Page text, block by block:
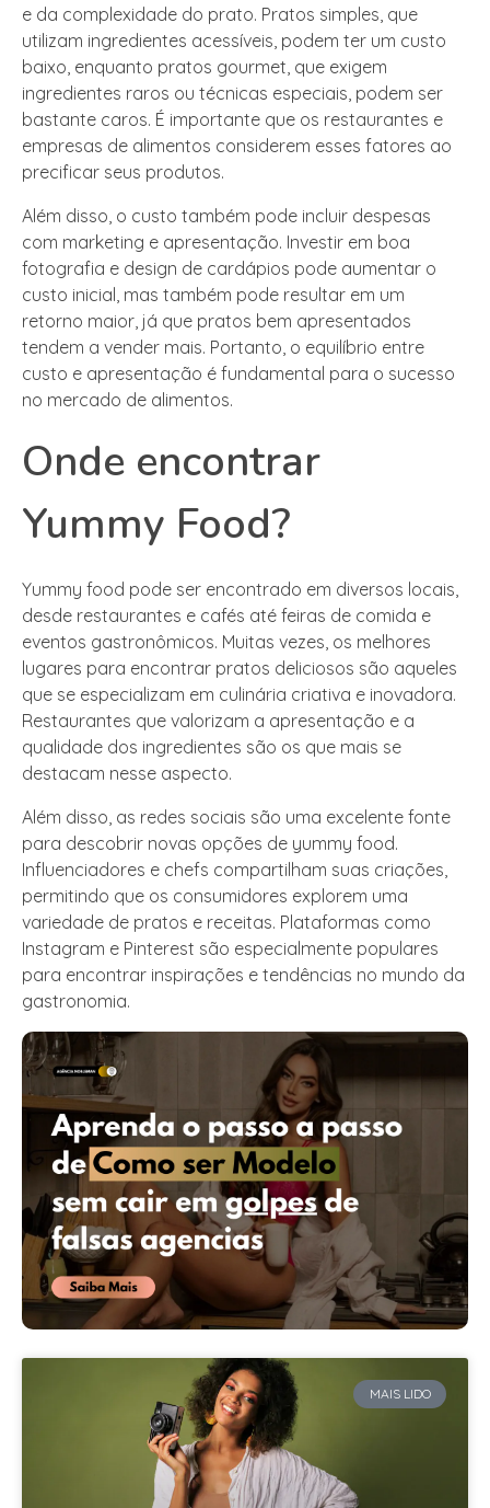
e da complexidade do prato. Pratos simples, que
utilizam ingredientes acessíveis, podem ter um custo
baixo, enquanto pratos gourmet, que exigem
ingredientes raros ou técnicas especiais, podem ser
bastante caros. É importante que os restaurantes e
empresas de alimentos considerem esses fatores ao
precificar seus produtos.
Além disso, o custo também pode incluir despesas
com marketing e apresentação. Investir em boa
fotografia e design de cardápios pode aumentar o
custo inicial, mas também pode resultar em um
retorno maior, já que pratos bem apresentados
tendem a vender mais. Portanto, o equilíbrio entre
custo e apresentação é fundamental para o sucesso
no mercado de alimentos.
Onde encontrar
Yummy Food?
Yummy food pode ser encontrado em diversos locais,
desde restaurantes e cafés até feiras de comida e
eventos gastronômicos. Muitas vezes, os melhores
lugares para encontrar pratos deliciosos são aqueles
que se especializam em culinária criativa e inovadora.
Restaurantes que valorizam a apresentação e a
qualidade dos ingredientes são os que mais se
destacam nesse aspecto.
Além disso, as redes sociais são uma excelente fonte
para descobrir novas opções de yummy food.
Influenciadores e chefs compartilham suas criações,
permitindo que os consumidores explorem uma
variedade de pratos e receitas. Plataformas como
Instagram e Pinterest são especialmente populares
para encontrar inspirações e tendências no mundo da
gastronomia.
MAIS LIDO